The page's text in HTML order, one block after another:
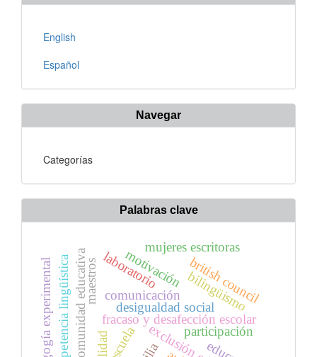
English
Español
Navegar
Categorías
Palabras clave
fracaso y desafección escolar
desigualdad social
comunicación
escuela participación
comunidad educativa bilingüismo
british council
competencia lingüística laboratorio
motivación
mujeres escritoras
maestros
pedagogía experimental